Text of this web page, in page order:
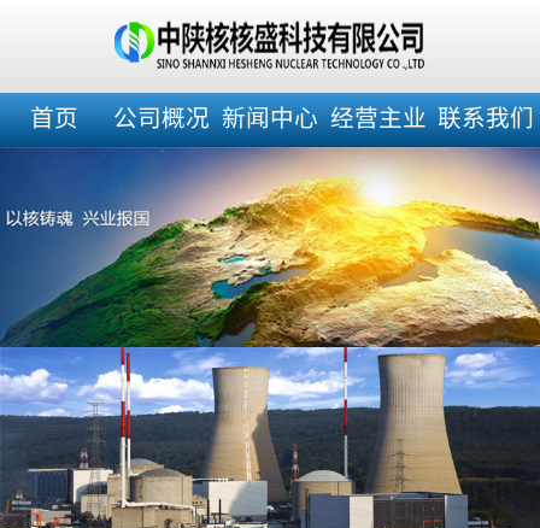
首页 公司概况 新闻中心 经营主业 联系我们